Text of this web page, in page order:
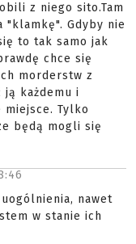
z niego sito.Tam
"klamkę". Gdyby nie
to tak samo jak
chce się
morderstw z
każdemu i
miejsce. Tylko
będą mogli się
nawet
w stanie ich